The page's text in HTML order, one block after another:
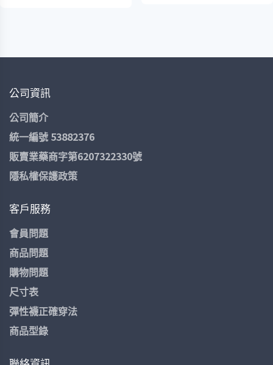
給予腿部適度壓力，舒緩腿部疲
舒適好穿，男女皆適用
加強腳趾和後腳跟的編織
漸進式階段壓力設計
提供最佳的舒適度和滿意度
尺寸：６個尺寸
顏色：黑色
產地：台灣
Lycra、 20% Nylon
➢注意事項:
公司資訊
公司簡介
統一編號 53882376
販賣業藥商字第6207322330號
隱私權保護政策
客戶服務
會員問題
商品問題
購物問題
尺寸表
彈性襪正確穿法
商品型錄